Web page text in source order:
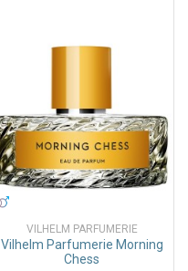
VILHELM PARFUMERIE
Vilhelm Parfumerie Morning
Chess